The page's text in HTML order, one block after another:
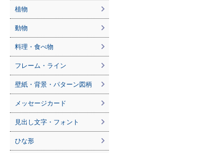
植物
動物
料理・食べ物
フレーム・ライン
壁紙・背景・パターン図柄
メッセージカード
見出し文字・フォント
ひな形